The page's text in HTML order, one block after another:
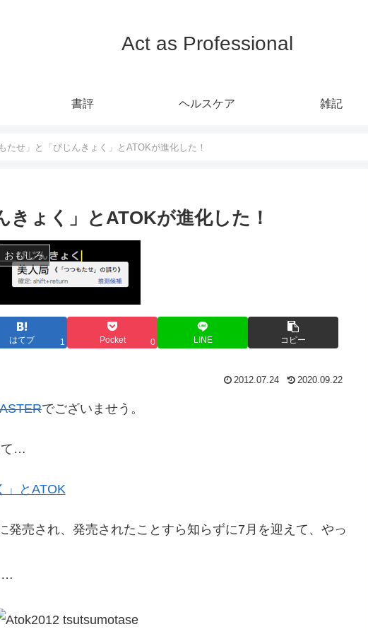
Act as Professional
書評 ヘルスケア 雑記
たせ」と「びじんきょく」とATOKが進化した！
きょく」とATOKが進化した！
おもしろ
はてブ 1 Pocket 0 LINE コピー
2012.07.24 2020.09.22
でございませう。
て…
」とATOK
発売され、発売されたことすら知らずに7月を迎えて、やっ
…